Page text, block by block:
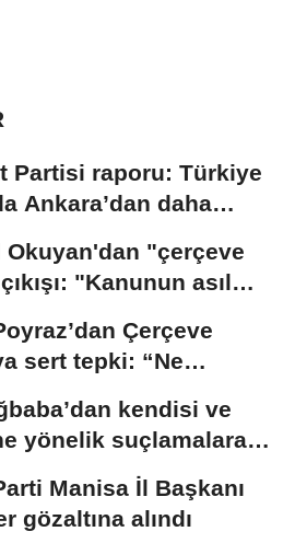
Partisi raporu: Türkiye
Ankara’dan daha
Okuyan'dan "çerçeve
"Kanunun asıl
Çerçeve
sert tepki: “Ne
kendisi ve
yönelik suçlamalara
Manisa İl Başkanı
gözaltına alındı